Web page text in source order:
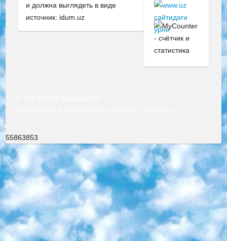
и должна выглядеть в виде
источник: idum.uz
55863853